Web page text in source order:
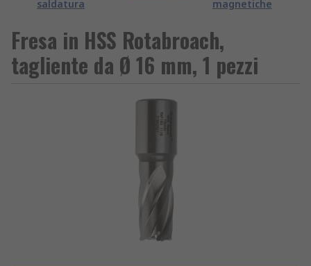
saldatura
magnetiche
Fresa in HSS Rotabroach,
tagliente da Ø 16 mm, 1 pezzi